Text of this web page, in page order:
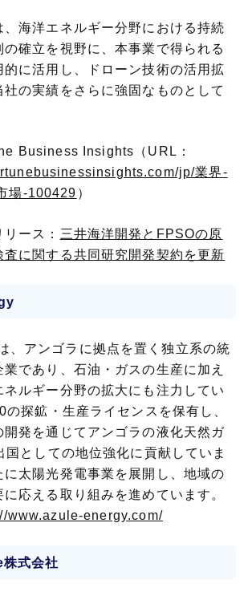
、海洋エネルギー分野における持続
確立を視野に、本事業で得られる
的に活用し、ドローン技術の活用拡
社の実績をさらに強固なものとして
Business Insights（URL：
jp/業界-
場-100429 ）
ース： 三井海洋開発とFPSOの原
査に関する共同研究開発契約を更新
、アンゴラに拠点を置く独立系の統
であり、石油・ガスの生産に加え
ルギー分野の拡大にも注力してい
の探鉱・生産ライセンスを保有し、
開発を通じてアンゴラの液化天然ガ
国としての地位強化に貢献していま
に太陽光発電事業を展開し、地域の
応える取り組みを進めています。
www.azule-energy.com/
式会社